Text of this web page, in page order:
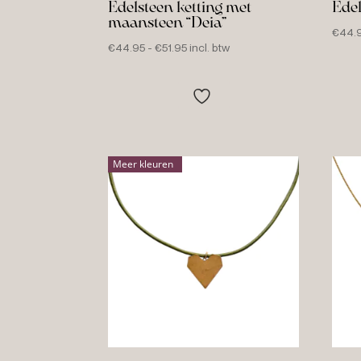
Edelsteen ketting met
maansteen “Deia”
€44.95 - €51.95Prijsklasse:
tot
incl. btw
€
Meer kleuren